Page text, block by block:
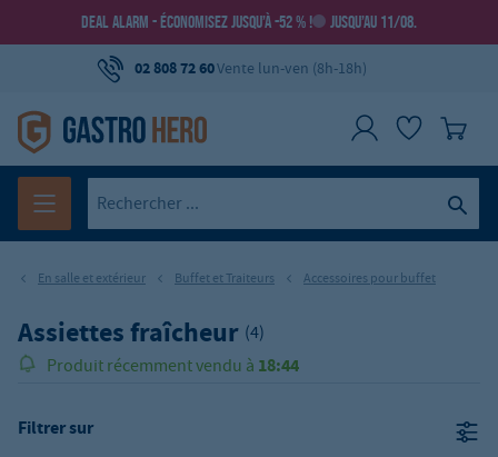
DEAL ALARM - ÉCONOMISEZ JUSQU’À -52 % ! JUSQU’AU 11/08.
02 808 72 60Vente lun-ven (8h-18h)
En salle et extérieur Buffet et Traiteurs Accessoires pour buffet
Assiettes fraîcheur (4)
Produit récemment vendu à 18:44
Filtrer sur